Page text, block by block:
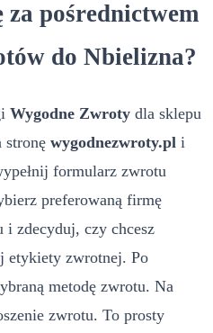
za pośrednictwem
do Nbielizna?
Wygodne Zwroty dla sklepu
stronę wygodnezwroty.pl i
formularz zwrotu
preferowaną firmę
i zdecyduj, czy chcesz
etykiety zwrotnej. Po
metodę zwrotu. Na
zwrotu. To prosty